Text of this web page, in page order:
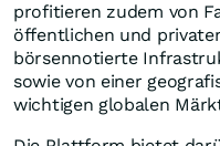
profitieren zudem von
öffentlichen und
börsennotierte
sowie von einer
wichtigen globalen